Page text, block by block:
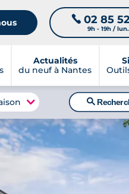
📞 02 85
9h - 19h /
Actualités
du neuf à Nantes
🔍